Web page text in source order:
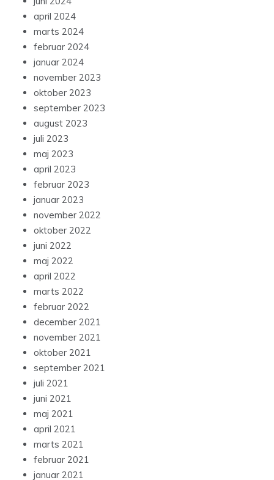
april 2024
marts 2024
februar 2024
januar 2024
november 2023
oktober 2023
september 2023
august 2023
juli 2023
maj 2023
april 2023
februar 2023
januar 2023
november 2022
oktober 2022
juni 2022
maj 2022
april 2022
marts 2022
februar 2022
december 2021
november 2021
oktober 2021
september 2021
juli 2021
juni 2021
maj 2021
april 2021
marts 2021
februar 2021
januar 2021